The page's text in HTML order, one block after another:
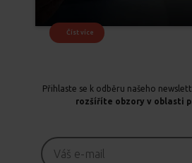
Číst více
Přihlaste se k odběru našeho
rozšíříte obzory v oblasti